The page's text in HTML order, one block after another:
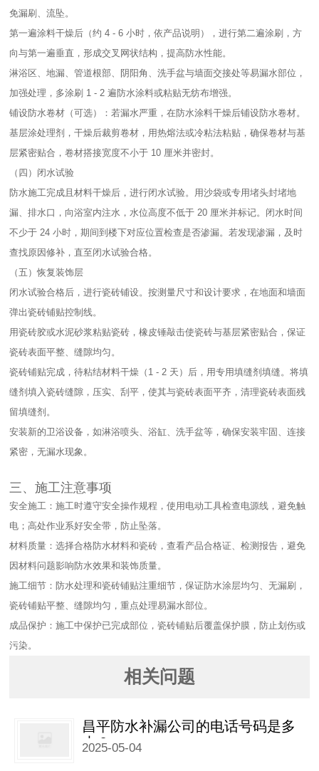
免漏刷、流坠。​
第一遍涂料干燥后（约 4 - 6 小时，依产品说明），进行第二遍涂刷，方
向与第一遍垂直，形成交叉网状结构，提高防水性能。​
淋浴区、地漏、管道根部、阴阳角、洗手盆与墙面交接处等易漏水部位，
加强处理，多涂刷 1 - 2 遍防水涂料或粘贴无纺布增强。​
铺设防水卷材（可选）：若漏水严重，在防水涂料干燥后铺设防水卷材。
基层涂处理剂，干燥后裁剪卷材，用热熔法或冷粘法粘贴，确保卷材与基
层紧密贴合，卷材搭接宽度不小于 10 厘米并密封。​
（四）闭水试验​
防水施工完成且材料干燥后，进行闭水试验。用沙袋或专用堵头封堵地
漏、排水口，向浴室内注水，水位高度不低于 20 厘米并标记。闭水时间
不少于 24 小时，期间到楼下对应位置检查是否渗漏。若发现渗漏，及时
查找原因修补，直至闭水试验合格。​
（五）恢复装饰层​
闭水试验合格后，进行瓷砖铺设。按测量尺寸和设计要求，在地面和墙面
弹出瓷砖铺贴控制线。​
用瓷砖胶或水泥砂浆粘贴瓷砖，橡皮锤敲击使瓷砖与基层紧密贴合，保证
瓷砖表面平整、缝隙均匀。​
瓷砖铺贴完成，待粘结材料干燥（1 - 2 天）后，用专用填缝剂填缝。将填
缝剂填入瓷砖缝隙，压实、刮平，使其与瓷砖表面平齐，清理瓷砖表面残
留填缝剂。​
安装新的卫浴设备，如淋浴喷头、浴缸、洗手盆等，确保安装牢固、连接
紧密，无漏水现象。​
三、施工注意事项​
安全施工：施工时遵守安全操作规程，使用电动工具检查电源线，避免触
电；高处作业系好安全带，防止坠落。​
材料质量：选择合格防水材料和瓷砖，查看产品合格证、检测报告，避免
因材料问题影响防水效果和装饰质量。​
施工细节：防水处理和瓷砖铺贴注重细节，保证防水涂层均匀、无漏刷，
瓷砖铺贴平整、缝隙均匀，重点处理易漏水部位。​
成品保护：施工中保护已完成部位，瓷砖铺贴后覆盖保护膜，防止划伤或
污染。
相关问题
昌平防水补漏公司的电话号码是多
少？
2025-05-04